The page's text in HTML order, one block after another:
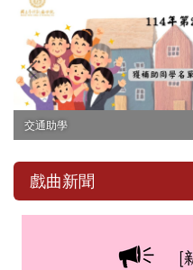
交通助學
戲曲新聞